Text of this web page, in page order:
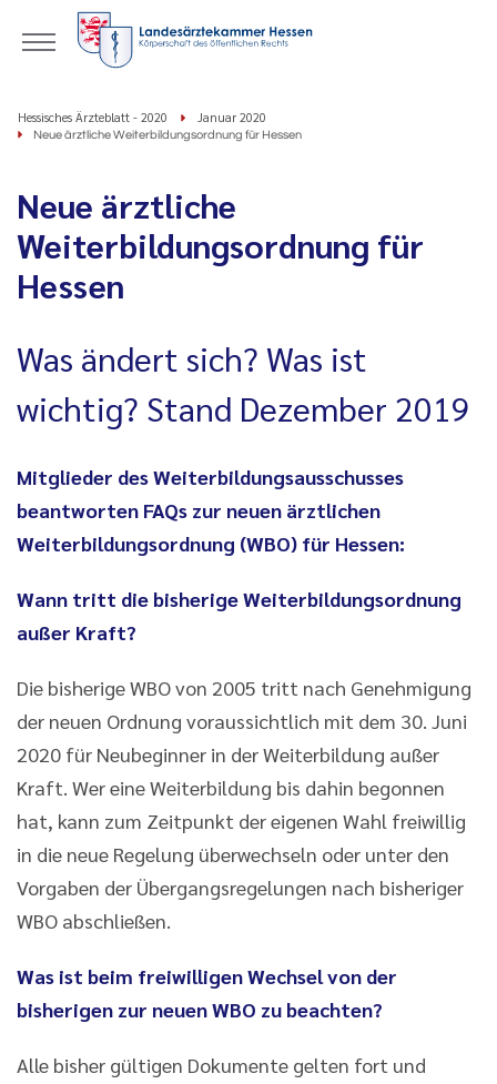
Hessisches Ärzteblatt - 2020 Januar 2020
Neue ärztliche Weiterbildungsordnung für Hessen
Neue ärztliche
Weiterbildungsordnung für
Hessen
Was ändert sich? Was ist
wichtig? Stand Dezember 2019
Mitglieder des Weiterbildungsausschusses
beantworten FAQs zur neuen ärztlichen
Weiterbildungsordnung (WBO) für Hessen:
Wann tritt die bisherige Weiterbildungsordnung
außer Kraft?
Die bisherige WBO von 2005 tritt nach Genehmigung
der neuen Ordnung voraussichtlich mit dem 30. Juni
2020 für Neubeginner in der Weiterbildung außer
Kraft. Wer eine Weiterbildung bis dahin begonnen
hat, kann zum Zeitpunkt der eigenen Wahl freiwillig
in die neue Regelung überwechseln oder unter den
Vorgaben der Übergangsregelungen nach bisheriger
WBO abschließen.
Was ist beim freiwilligen Wechsel von der
bisherigen zur neuen WBO zu beachten?
Alle bisher gültigen Dokumente gelten fort und